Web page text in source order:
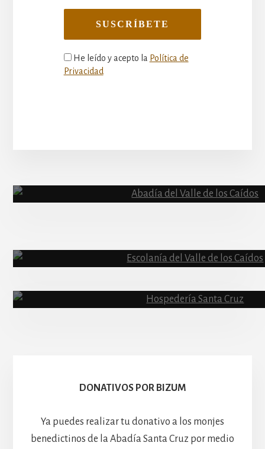
He leído y acepto la Política de
Privacidad
Content
Hospedería
DONATIVOS POR BIZUM
Ya puedes realizar tu donativo a los monjes
benedictinos de la Abadía Santa Cruz por medio